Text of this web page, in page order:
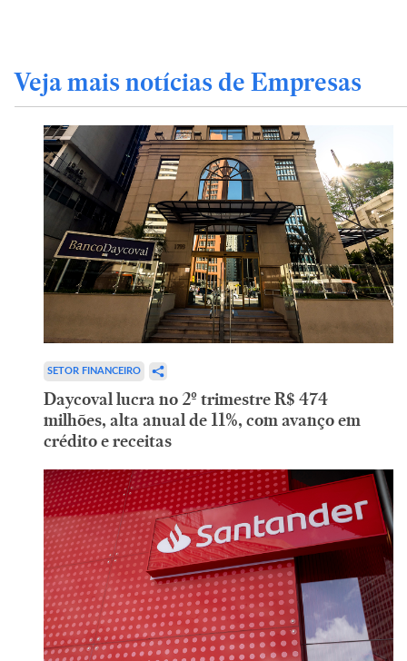
Veja mais notícias de Empresas
SETOR FINANCEIRO
Daycoval lucra no 2º trimestre R$ 474
milhões, alta anual de 11%, com avanço em
crédito e receitas